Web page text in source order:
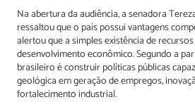
Na abertura da audiência, a senadora
ressaltou que o país possui vantagens
alertou que a simples existência de
desenvolvimento econômico. Segundo a
brasileiro é construir políticas públicas
geológica em geração de empregos,
fortalecimento industrial.